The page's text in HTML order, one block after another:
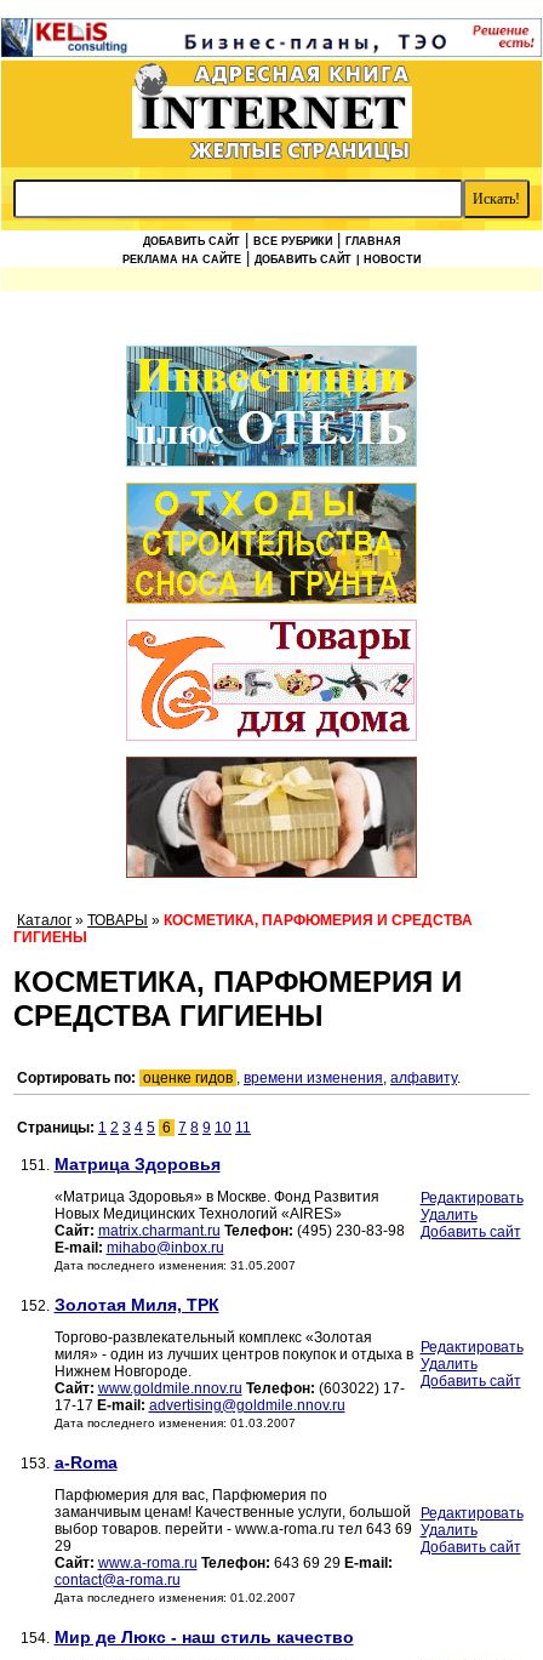
ДОБАВИТЬ САЙТ ВСЕ РУБРИКИ
ГЛАВНАЯ
РЕКЛАМА НА САЙТЕ
ДОБАВИТЬ САЙТ | НОВОСТИ
Каталог » ТОВАРЫ » КОСМЕТИКА, ПАРФЮМЕРИЯ И СРЕДСТВА
ГИГИЕНЫ
КОСМЕТИКА, ПАРФЮМЕРИЯ И
СРЕДСТВА ГИГИЕНЫ
Сортировать по: оценке гидов , времени изменения, алфавиту.
Страницы: 1 2 3 4 5 6 7 8 9 10 11
151. Матрица Здоровья
«Матрица Здоровья» в Москве. Фонд Развития
Новых Медицинских Технологий «AIRES»
Сайт: matrix.charmant.ru Телефон: (495) 230-83-98
E-mail: mihabo@inbox.ru
Дата последнего изменения: 31.05.2007
Редактировать
Удалить
Добавить сайт
152. Золотая Миля, ТРК
Торгово-развлекательный комплекс «Золотая
миля» - один из лучших центров покупок и отдыха в
Нижнем Новгороде.
Сайт: www.goldmile.nnov.ru Телефон: (603022) 17-
17-17 E-mail: advertising@goldmile.nnov.ru
Дата последнего изменения: 01.03.2007
Редактировать
Удалить
Добавить сайт
153. a-Roma
Парфюмерия для вас, Парфюмерия по
заманчивым ценам! Качественные услуги, большой
выбор товаров. перейти - www.a-roma.ru тел 643 69
29
Сайт: www.a-roma.ru Телефон: 643 69 29 E-mail:
contact@a-roma.ru
Дата последнего изменения: 01.02.2007
Редактировать
Удалить
Добавить сайт
154. Мир де Люкс - наш стиль качество